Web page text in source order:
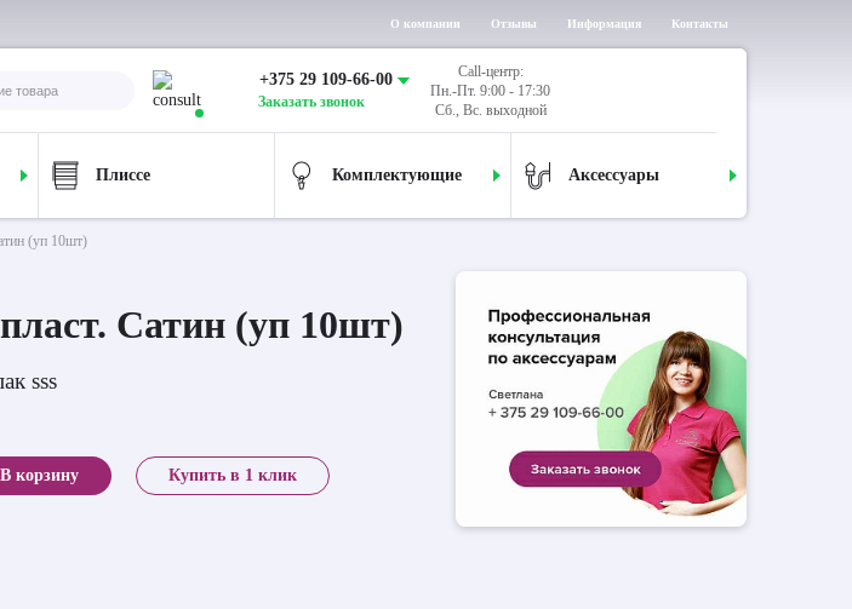
О компании Отзывы Информация Контакты
+375 29 109-66-00
Заказать звонок
Call-центр:
Пн.-Пт. 9:00 - 17:30
Сб., Вс. выходной
Плиссе Комплектующие Аксессуары
(уп 10шт)
Сатин (уп 10шт)
sss
В корзину Купить в 1 клик